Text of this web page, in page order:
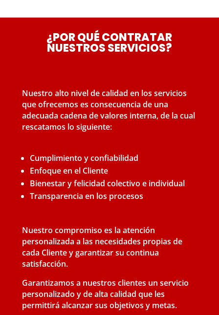
¿POR QUÉ CONTRATAR
NUESTROS SERVICIOS?
Nuestro alto nivel de calidad en los servicios
que ofrecemos es consecuencia de una
adecuada cadena de valores interna, de la cual
rescatamos lo siguiente:
Cumplimiento y confiabilidad
Enfoque en el Cliente
Bienestar y felicidad colectivo e individual
Transparencia en los procesos
Nuestro compromiso es la atención
personalizada a las necesidades propias de
cada Cliente y garantizar su continua
satisfacción.
Garantizamos a nuestros clientes un servicio
personalizado y de alta calidad que les
permittirá alcanzar sus objetivos y metas.